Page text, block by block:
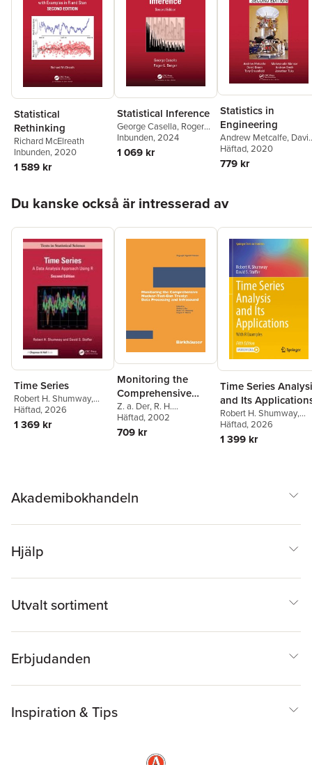
Statistical
Rethinking
Richard McElreath
Inbunden, 2020
1 589 kr
Statistical Inference
George Casella, Roger
Berger
Inbunden, 2024
1 069 kr
Statistics in
Engineering
Andrew Metcalfe,
Green,Tony Greenfield
Mayhayaudin Mansor
Andrew Smith
Häftad, 2020
779 kr
Du kanske också är intresserad av
Time Series
Robert H. Shumway,
David S. (Department of
Statistics University of
Pittsburgh 1826 Wesley
Häftad, 2026
1 369 kr
Monitoring the
Comprehensive
Nuclear-Test-Ban
Treaty: Data
Processing and
Z. a. Der, R. H.
Shumway,Zoltan A. Der
Robert H. Shumway
Eugene T. Herrin
Häftad, 2002
709 kr
Time Series
and Its
Robert H. Shumway,
David S. Stoffer
Häftad, 2026
1 399 kr
Akademibokhandeln
Hjälp
Utvalt sortiment
Erbjudanden
Inspiration & Tips